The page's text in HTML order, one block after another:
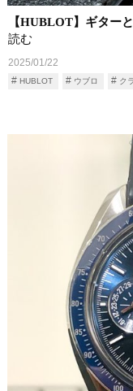
【HUBLOT】ギター
読む
2025/01/22
HUBLOT ウブロ ク